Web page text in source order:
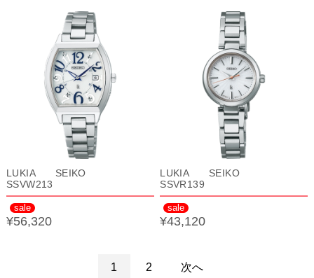
LUKIA SEIKO
SSVW213
sale
¥56,320
LUKIA SEIKO
SSVR139
sale
¥43,120
1 2 次へ